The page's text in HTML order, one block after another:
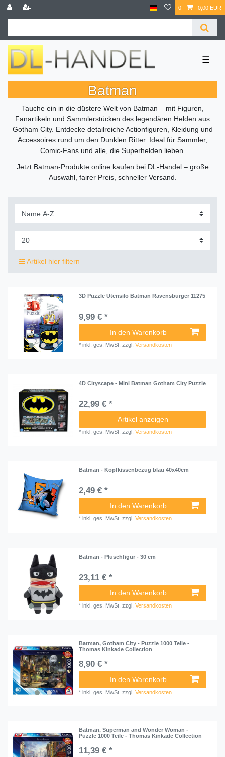
0 0,00 EUR
☰
Batman
Tauche ein in die düstere Welt von Batman – mit Figuren,
Fanartikeln und Sammlerstücken des legendären Helden aus
Gotham City. Entdecke detailreiche Actionfiguren, Kleidung und
Accessoires rund um den Dunklen Ritter. Ideal für Sammler,
Comic-Fans und alle, die Superhelden lieben.
Jetzt Batman-Produkte online kaufen bei DL-Handel – große
Auswahl, fairer Preis, schneller Versand.
Artikel hier filtern
3D Puzzle Utensilo Batman Ravensburger 11275
9,99 € *
In den Warenkorb
*inkl. ges. MwSt. zzgl.Versandkosten
4D Cityscape - Mini Batman Gotham City Puzzle
22,99 € *
Artikel anzeigen
*inkl. ges. MwSt. zzgl.Versandkosten
Batman - Kopfkissenbezug blau 40x40cm
2,49 € *
In den Warenkorb
*inkl. ges. MwSt. zzgl.Versandkosten
Batman - Plüschfigur - 30 cm
23,11 € *
In den Warenkorb
*inkl. ges. MwSt. zzgl.Versandkosten
Batman, Gotham City - Puzzle 1000 Teile -
Thomas Kinkade Collection
8,90 € *
In den Warenkorb
*inkl. ges. MwSt. zzgl.Versandkosten
Batman, Superman and Wonder Woman -
Puzzle 1000 Teile - Thomas Kinkade Collection
11,39 € *